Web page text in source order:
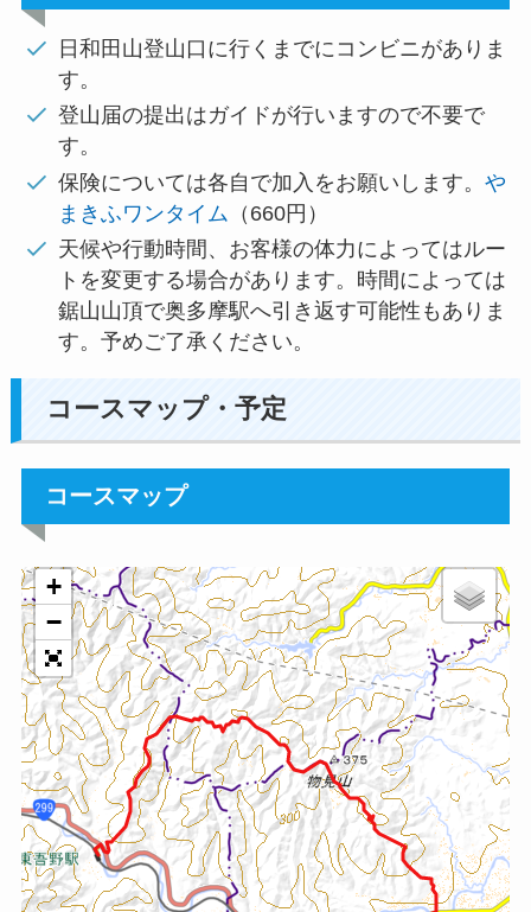
日和田山登山口に行くまでにコンビニがありま
す。
登山届の提出はガイドが行いますので不要で
す。
保険については各自で加入をお願いします。や
まきふワンタイム
（660円）
天候や行動時間、お客様の体力によってはルー
トを変更する場合があります。時間によっては
鋸山山頂で奥多摩駅へ引き返す可能性もありま
す。予めご了承ください。
コースマップ・予定
コースマップ
+
−